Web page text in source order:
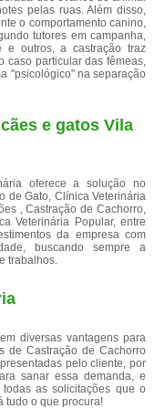
pelas ruas. Além disso,
o comportamento canino,
tutores em campanha,
e outros, a castração traz
caso particular das fêmeas,
"psicológico" na separação
e gatos Vila
oferece a solução no
de Gato, Clínica Veterinária
, Castração de Cachorro,
Veterinária Popular, entre
da empresa com
buscando sempre a
trabalhos.
diversas vantagens para
de Castração de Cachorro
pelo cliente, por
sanar essa demanda, e
as solicitações que o
tudo o que procura!